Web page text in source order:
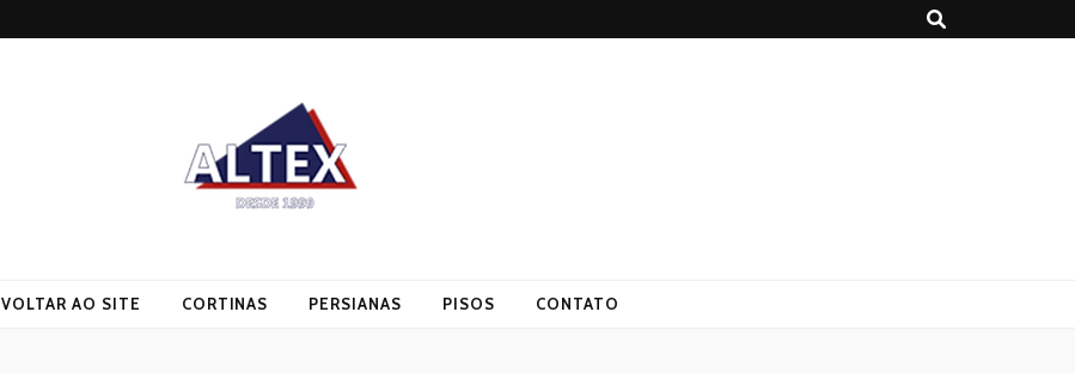
VOLTAR AO SITE CORTINAS PERSIANAS PISOS CONTATO